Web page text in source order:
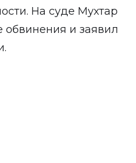
На суде Мухтар
и заявил